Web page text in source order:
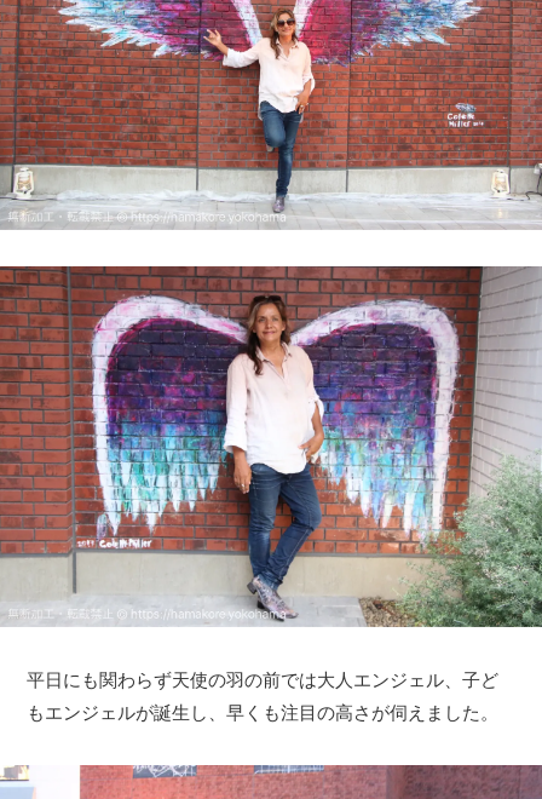
平日にも関わらず天使の羽の前では大人エンジェル、子ど
もエンジェルが誕生し、早くも注目の高さが伺えました。